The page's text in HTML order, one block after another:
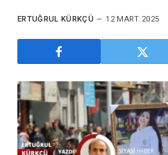
ERTUĞRUL KÜRKÇÜ 12 MART 2025